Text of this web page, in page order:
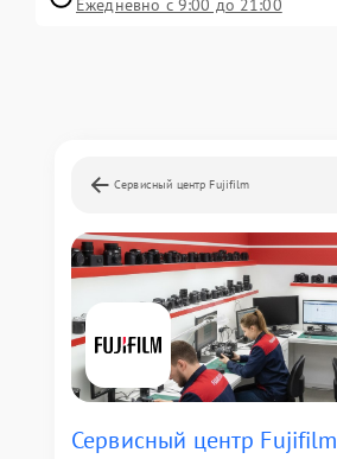
Ежедневно с 9:00 до 21:00
Сервисный центр Fujifilm
Сервисный центр Fujifilm